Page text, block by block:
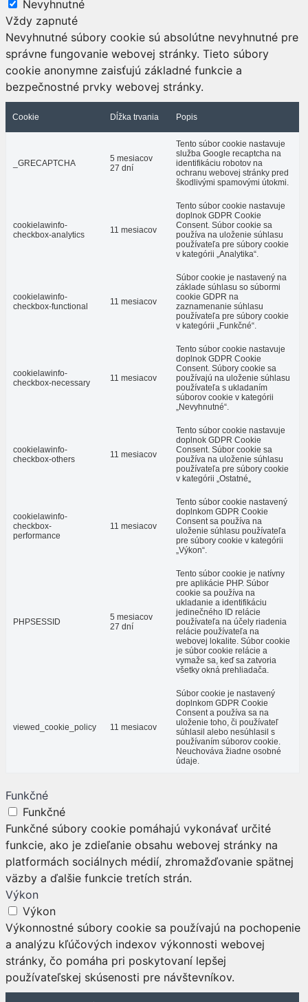
Nevyhnutné
Vždy zapnuté
Nevyhnutné súbory cookie sú absolútne nevyhnutné pre
správne fungovanie webovej stránky. Tieto súbory
cookie anonymne zaisťujú základné funkcie a
bezpečnostné prvky webovej stránky.
Cookie Dĺžka trvania Popis
_GRECAPTCHA
5 mesiacov
27 dní
Tento súbor cookie nastavuje
služba Google recaptcha na
identifikáciu robotov na
ochranu webovej stránky pred
škodlivými spamovými útokmi.
cookielawinfo-
checkbox-analytics
11 mesiacov
Tento súbor cookie nastavuje
doplnok GDPR Cookie
Consent. Súbor cookie sa
používa na uloženie súhlasu
používateľa pre súbory cookie
v kategórii „Analytika“.
cookielawinfo-
checkbox-functional
11 mesiacov
Súbor cookie je nastavený na
základe súhlasu so súbormi
cookie GDPR na
zaznamenanie súhlasu
používateľa pre súbory cookie
v kategórii „Funkčné“.
cookielawinfo-
checkbox-necessary
11 mesiacov
Tento súbor cookie nastavuje
doplnok GDPR Cookie
Consent. Súbory cookie sa
používajú na uloženie súhlasu
používateľa s ukladaním
súborov cookie v kategórii
„Nevyhnutné“.
cookielawinfo-
checkbox-others
11 mesiacov
Tento súbor cookie nastavuje
doplnok GDPR Cookie
Consent. Súbor cookie sa
používa na uloženie súhlasu
používateľa pre súbory cookie
v kategórii „Ostatné„
cookielawinfo-
checkbox-
performance
11 mesiacov
Tento súbor cookie nastavený
doplnkom GDPR Cookie
Consent sa používa na
uloženie súhlasu používateľa
pre súbory cookie v kategórii
„Výkon“.
PHPSESSID
5 mesiacov
27 dní
Tento súbor cookie je natívny
pre aplikácie PHP. Súbor
cookie sa používa na
ukladanie a identifikáciu
jedinečného ID relácie
používateľa na účely riadenia
relácie používateľa na
webovej lokalite. Súbor cookie
je súbor cookie relácie a
vymaže sa, keď sa zatvoria
všetky okná prehliadača.
viewed_cookie_policy 11 mesiacov
Súbor cookie je nastavený
doplnkom GDPR Cookie
Consent a používa sa na
uloženie toho, či používateľ
súhlasil alebo nesúhlasil s
používaním súborov cookie.
Neuchováva žiadne osobné
údaje.
Funkčné
Funkčné
Funkčné súbory cookie pomáhajú vykonávať určité
funkcie, ako je zdieľanie obsahu webovej stránky na
platformách sociálnych médií, zhromažďovanie spätnej
väzby a ďalšie funkcie tretích strán.
Výkon
Výkon
Výkonnostné súbory cookie sa používajú na pochopenie
a analýzu kľúčových indexov výkonnosti webovej
stránky, čo pomáha pri poskytovaní lepšej
používateľskej skúsenosti pre návštevníkov.